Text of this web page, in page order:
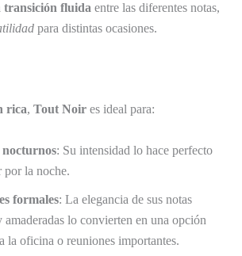
transición fluida entre las diferentes notas,
para distintas ocasiones.
rica, Tout Noir es ideal para:
nocturnos: Su intensidad lo hace perfecto
por la noche.
formales: La elegancia de sus notas
amaderadas lo convierten en una opción
la oficina o reuniones importantes.